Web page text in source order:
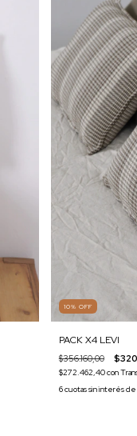
10% OFF
PACK X4 LEVI
$356.160,00
$272.462,40con
6cuotas sin interés de